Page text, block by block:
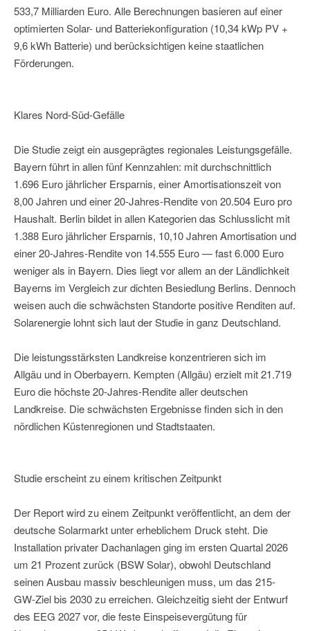
533,7 Milliarden Euro. Alle Berechnungen basieren auf einer
optimierten Solar- und Batteriekonfiguration (10,34 kWp PV +
9,6 kWh Batterie) und berücksichtigen keine staatlichen
Förderungen.
Klares Nord-Süd-Gefälle
Die Studie zeigt ein ausgeprägtes regionales Leistungsgefälle.
Bayern führt in allen fünf Kennzahlen: mit durchschnittlich
1.696 Euro jährlicher Ersparnis, einer Amortisationszeit von
8,00 Jahren und einer 20-Jahres-Rendite von 20.504 Euro pro
Haushalt. Berlin bildet in allen Kategorien das Schlusslicht mit
1.388 Euro jährlicher Ersparnis, 10,10 Jahren Amortisation und
einer 20-Jahres-Rendite von 14.555 Euro — fast 6.000 Euro
weniger als in Bayern. Dies liegt vor allem an der Ländlichkeit
Bayerns im Vergleich zur dichten Besiedlung Berlins. Dennoch
weisen auch die schwächsten Standorte positive Renditen auf.
Solarenergie lohnt sich laut der Studie in ganz Deutschland.
Die leistungsstärksten Landkreise konzentrieren sich im
Allgäu und in Oberbayern. Kempten (Allgäu) erzielt mit 21.719
Euro die höchste 20-Jahres-Rendite aller deutschen
Landkreise. Die schwächsten Ergebnisse finden sich in den
nördlichen Küstenregionen und Stadtstaaten.
Studie erscheint zu einem kritischen Zeitpunkt
Der Report wird zu einem Zeitpunkt veröffentlicht, an dem der
deutsche Solarmarkt unter erheblichem Druck steht. Die
Installation privater Dachanlagen ging im ersten Quartal 2026
um 21 Prozent zurück (BSW Solar), obwohl Deutschland
seinen Ausbau massiv beschleunigen muss, um das 215-
GW-Ziel bis 2030 zu erreichen. Gleichzeitig sieht der Entwurf
des EEG 2027 vor, die feste Einspeisevergütung für